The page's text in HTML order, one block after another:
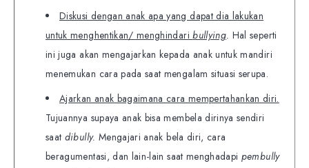
Diskusi dengan anak apa yang dapat dia lakukan
untuk menghentikan/ menghindaribullying. Hal seperti
ini juga akan mengajarkan kepada anak untuk mandiri
menemukan cara pada saat mengalam situasi serupa.
Ajarkan anak bagaimana cara mempertahankan diri.
Tujuannya supaya anak bisa membela dirinya sendiri
saat dibully. Mengajari anak bela diri, cara
beragumentasi, dan lain-lain saat menghadapi pembully